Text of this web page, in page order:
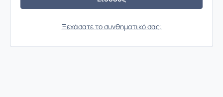
Ξεχάσατε το συνθηματικό σας;